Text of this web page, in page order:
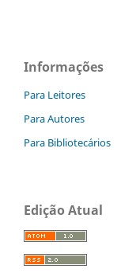
Informações
Para Leitores
Para Autores
Para Bibliotecários
Edição Atual